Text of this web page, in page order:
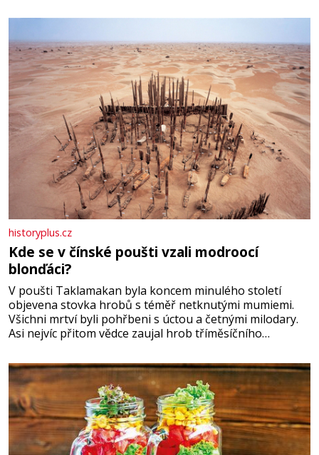
historyplus.cz
Kde se v čínské poušti vzali modroocí
blonďáci?
V poušti Taklamakan byla koncem minulého století
objevena stovka hrobů s téměř netknutými mumiemi.
Všichni mrtví byli pohřbeni s úctou a četnými milodary.
Asi nejvíc přitom vědce zaujal hrob tříměsíčního
blonďaté vlásky. Fakt, že jsou těla dávných lidí nesmírně
dobře zachovalá, přičítají odborníci zdejším klimatickým
podmínkám. Sucho, prosolené písky a extrémně